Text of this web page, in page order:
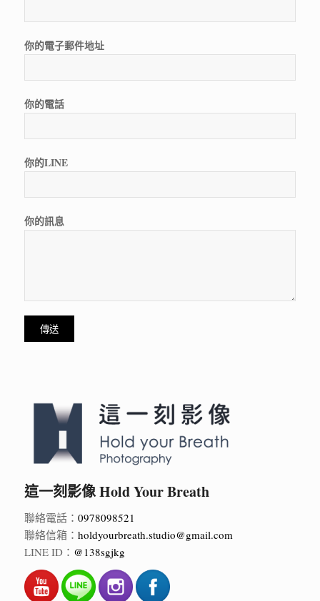
這一刻影像 Hold Your Breath
聯絡電話： 0978098521
聯絡信箱： holdyourbreath.studio@gmail.com
LINE ID： @138sgjkg
你的電子郵件地址
你的電話
你的LINE
你的訊息